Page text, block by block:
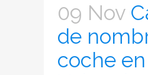
09 Nov
de
coche en